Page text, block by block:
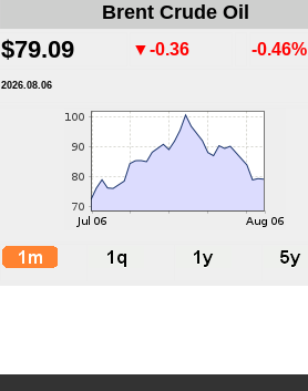
Brent Crude Oil
$79.09 ▼-0.36 -0.46%
2026.08.06